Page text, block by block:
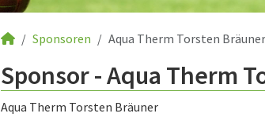
Sponsoren Aqua Therm Torsten Bräuner
Sponsor - Aqua Therm
Aqua Therm Torsten Bräuner